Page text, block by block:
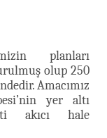
planları
olup 250
Amacımız
yer altı
akıcı hale